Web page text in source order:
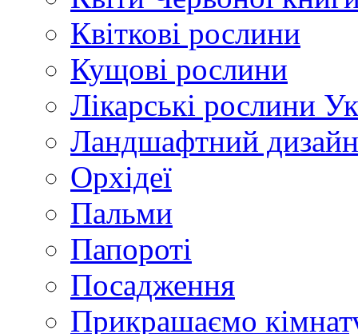
Квіткові рослини
Кущові рослини
Лікарські рослини
Ландшафтний дизайн
Орхідеї
Пальми
Папороті
Посадження
Прикрашаємо